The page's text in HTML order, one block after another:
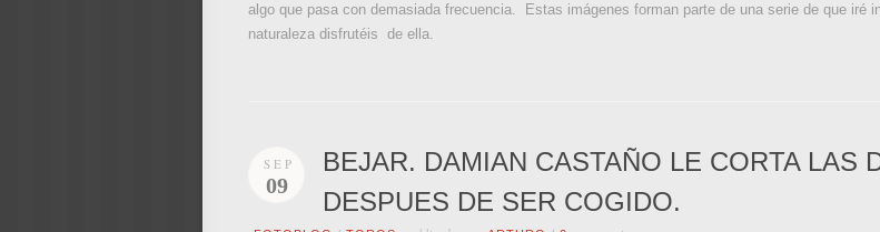
algo que pasa con demasiada frecuencia. Estas imágenes forman parte de una serie de que iré
naturaleza disfrutéis de ella.
SEP
09
BEJAR. DAMIAN CASTAÑO LE CORTA LAS
DESPUES DE SER COGIDO.